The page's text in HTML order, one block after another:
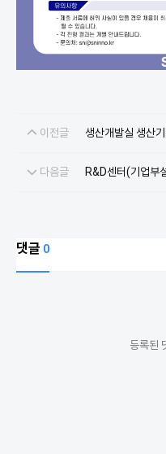
이전글
생산개발실 생산
다음글
R&D센터(기업부
댓글 0
등록된